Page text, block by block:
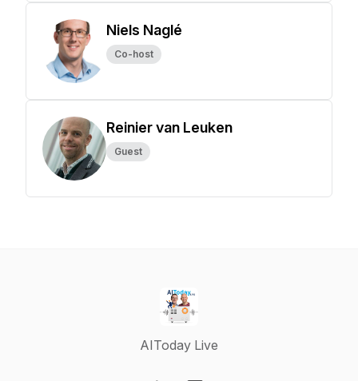
Niels Naglé
Co-host
Reinier van Leuken
Guest
AIToday Live